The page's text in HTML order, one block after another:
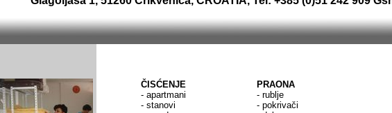
ČISĆENJE
- apartmani
- stanovi
PRAONA
- rublje
- pokrivači